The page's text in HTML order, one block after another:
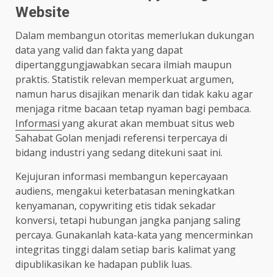
Website
Dalam membangun otoritas memerlukan dukungan
data yang valid dan fakta yang dapat
dipertanggungjawabkan secara ilmiah maupun
praktis. Statistik relevan memperkuat argumen,
namun harus disajikan menarik dan tidak kaku agar
menjaga ritme bacaan tetap nyaman bagi pembaca.
Informasi yang akurat akan membuat situs web
Sahabat Golan menjadi referensi terpercaya di
bidang industri yang sedang ditekuni saat ini.
Kejujuran informasi membangun kepercayaan
audiens, mengakui keterbatasan meningkatkan
kenyamanan, copywriting etis tidak sekadar
konversi, tetapi hubungan jangka panjang saling
percaya. Gunakanlah kata-kata yang mencerminkan
integritas tinggi dalam setiap baris kalimat yang
dipublikasikan ke hadapan publik luas.